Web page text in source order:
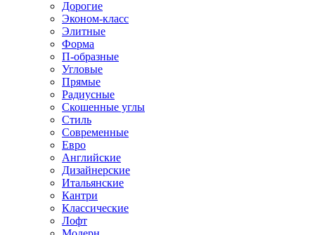
Дорогие
Эконом-класс
Элитные
Форма
П-образные
Угловые
Прямые
Радиусные
Скошенные углы
Стиль
Современные
Евро
Английские
Дизайнерские
Итальянские
Кантри
Классические
Лофт